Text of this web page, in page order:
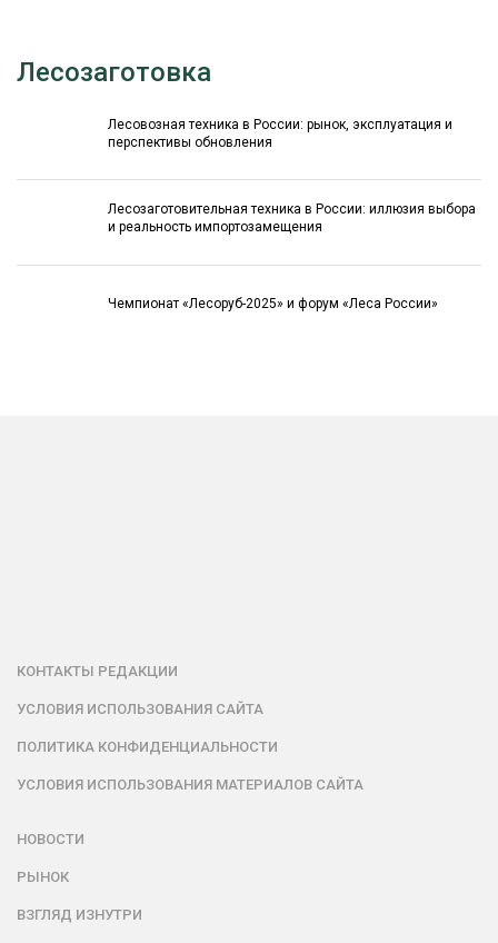
Лесозаготовка
Лесовозная техника в России: рынок, эксплуатация и
перспективы обновления
Лесозаготовительная техника в России: иллюзия выбора
и реальность импортозамещения
Чемпионат «Лесоруб-2025» и форум «Леса России»
КОНТАКТЫ РЕДАКЦИИ
УСЛОВИЯ ИСПОЛЬЗОВАНИЯ САЙТА
ПОЛИТИКА КОНФИДЕНЦИАЛЬНОСТИ
УСЛОВИЯ ИСПОЛЬЗОВАНИЯ МАТЕРИАЛОВ САЙТА
НОВОСТИ
РЫНОК
ВЗГЛЯД ИЗНУТРИ